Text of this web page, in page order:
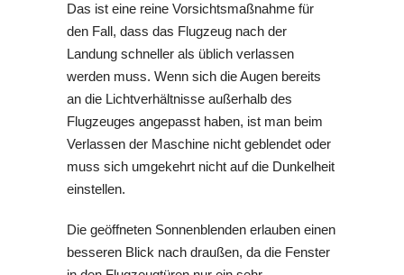
Das ist eine reine Vorsichtsmaßnahme für
den Fall, dass das Flugzeug nach der
Landung schneller als üblich verlassen
werden muss. Wenn sich die Augen bereits
an die Lichtverhältnisse außerhalb des
Flugzeuges angepasst haben, ist man beim
Verlassen der Maschine nicht geblendet oder
muss sich umgekehrt nicht auf die Dunkelheit
einstellen.
Die geöffneten Sonnenblenden erlauben einen
besseren Blick nach draußen, da die Fenster